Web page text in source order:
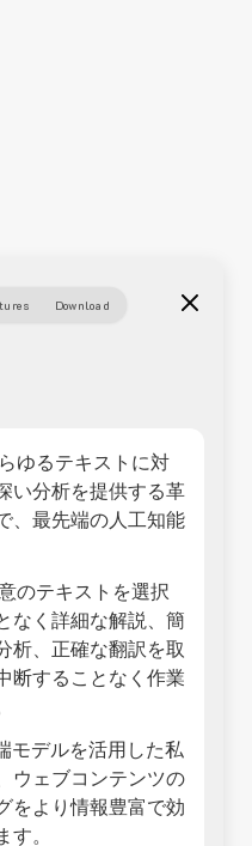
Download
ゆるテキストに対
い分析を提供する革
、最先端の人工知能
のテキストを選択
なく詳細な解説、簡
析、正確な翻訳を取
断することなく作業
モデルを活用した私
ウェブコンテンツの
をより情報豊富で効
。